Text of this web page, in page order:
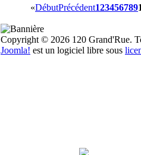
«DébutPrécédent123456789
Copyright © 2026 120 Grand'Rue.
Joomla! est un logiciel libre sous